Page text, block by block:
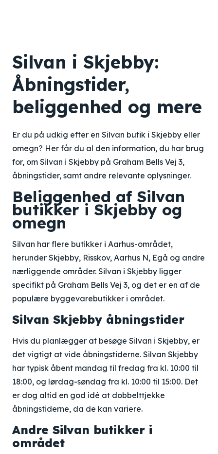
Silvan i Skjebby:
Åbningstider,
beliggenhed og mere
Er du på udkig efter en Silvan butik i Skjebby eller
omegn? Her får du al den information, du har brug
for, om Silvan i Skjebby på Graham Bells Vej 3,
åbningstider, samt andre relevante oplysninger.
Beliggenhed af Silvan
butikker i Skjebby og
omegn
Silvan har flere butikker i Aarhus-området,
herunder Skjebby, Risskov, Aarhus N, Egå og andre
nærliggende områder. Silvan i Skjebby ligger
specifikt på Graham Bells Vej 3, og det er en af de
populære byggevarebutikker i området.
Silvan Skjebby åbningstider
Hvis du planlægger at besøge Silvan i Skjebby, er
det vigtigt at vide åbningstiderne. Silvan Skjebby
har typisk åbent mandag til fredag fra kl. 10:00 til
18:00, og lørdag-søndag fra kl. 10:00 til 15:00. Det
er dog altid en god idé at dobbelttjekke
åbningstiderne, da de kan variere.
Andre Silvan butikker i
området